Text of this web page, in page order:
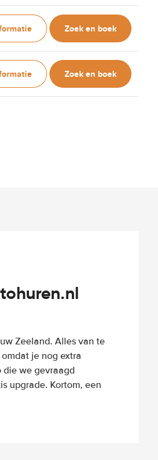
Zoek en boek
Zoek en boek
Zeeland. Alles van te
je nog extra
we gevraagd
upgrade. Kortom, een